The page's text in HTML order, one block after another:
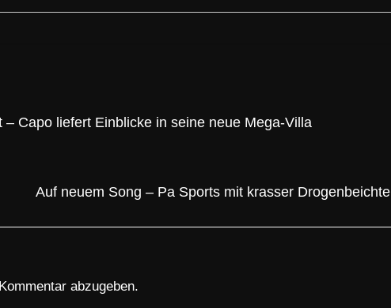
Capo liefert Einblicke in seine neue Mega-Villa
Auf neuem Song – Pa Sports mit krasser Drogenbeichte
abzugeben.